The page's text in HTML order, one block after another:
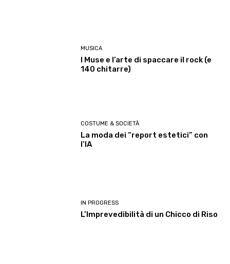
MUSICA
I Muse e l’arte di spaccare il rock (e
140 chitarre)
COSTUME & SOCIETÀ
La moda dei “report estetici” con
l’IA
IN PROGRESS
L’Imprevedibilità di un Chicco di Riso